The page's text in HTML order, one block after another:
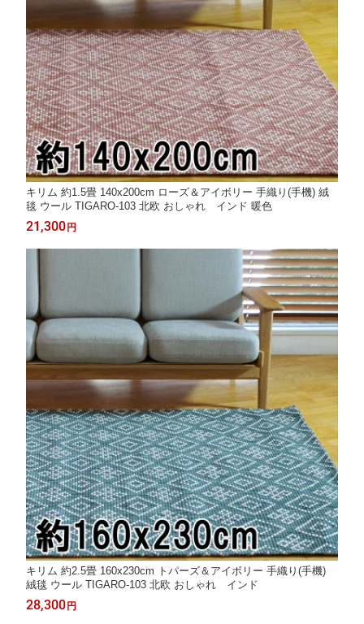
キリム 約1.5畳 140x200cm ローズ＆アイボリー 手織り(手機) 絨
毯 ウール TIGARO-103 北欧 おしゃれ インド 暖色
21,300 円
キリム 約2.5畳 160x230cm トパーズ＆アイボリー 手織り(手機)
絨毯 ウール TIGARO-103 北欧 おしゃれ インド
28,300 円